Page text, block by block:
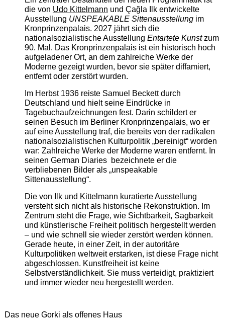
die von Udo Kittelmann und Çağla Ilk entwickelte
Ausstellung UNSPEAKABLE Sittenausstellungim
Kronprinzenpalais. 2027 jährt sich die
nationalsozialistische Ausstellung Entartete Kunstzum
90. Mal. Das Kronprinzenpalais ist ein historisch hoch
aufgeladener Ort, an dem zahlreiche Werke der
Moderne gezeigt wurden, bevor sie später diffamiert,
entfernt oder zerstört wurden.
Im Herbst 1936 reiste Samuel Beckett durch
Deutschland und hielt seine Eindrücke in
Tagebuchaufzeichnungen fest. Darin schildert er
seinen Besuch im Berliner Kronprinzenpalais, wo er
auf eine Ausstellung traf, die bereits von der radikalen
nationalsozialistischen Kulturpolitik „bereinigt“ worden
war: Zahlreiche Werke der Moderne waren entfernt. In
seinen German Diaries bezeichnete er die
verbliebenen Bilder als „unspeakable
Sittenausstellung“.
Die von Ilk und Kittelmann kuratierte Ausstellung
versteht sich nicht als historische Rekonstruktion. Im
Zentrum steht die Frage, wie Sichtbarkeit, Sagbarkeit
und künstlerische Freiheit politisch hergestellt werden
– und wie schnell sie wieder zerstört werden können.
Gerade heute, in einer Zeit, in der autoritäre
Kulturpolitiken weltweit erstarken, ist diese Frage nicht
abgeschlossen. Kunstfreiheit ist keine
Selbstverständlichkeit. Sie muss verteidigt, praktiziert
und immer wieder neu hergestellt werden.
Das neue Gorki als offenes Haus